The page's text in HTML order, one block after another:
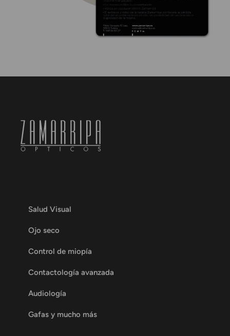
Salud Visual
Ojo seco
Control de miopía
Contactología avanzada
Audiología
Gafas y mucho más